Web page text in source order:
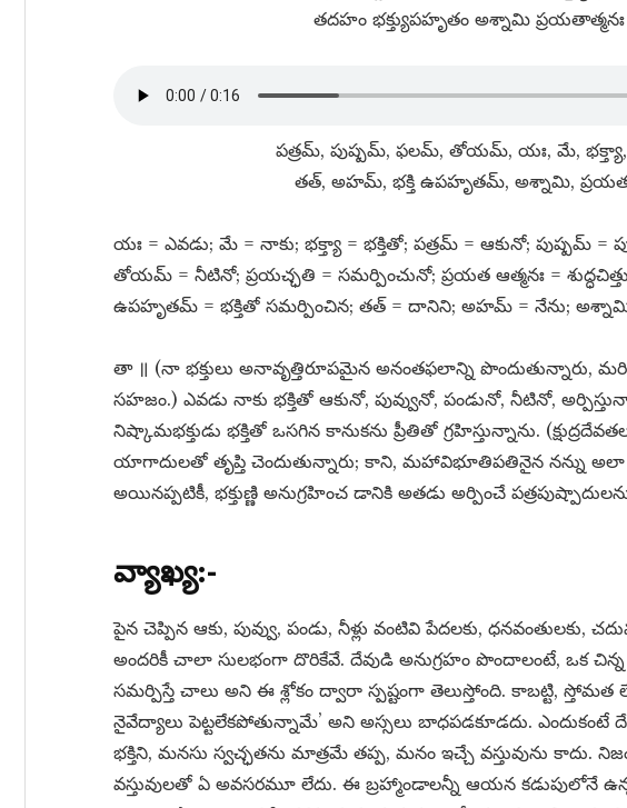
తదహం భక్త్యుపహృతం అశ్నామి
పత్రమ్​, పుష్పమ్​, ఫలమ్​, తోయమ్​, యః, మే, భక్త్యా,
తత్​, అహమ్​, భక్తి ఉపహృతమ్​, అశ్నామి, ప్రయత
యః = ఎవడు; మే = నాకు; భక్త్యా = భక్తితో; పత్రమ్​ = ఆకునో; పుష్పమ్​ =
తోయమ్​ = నీటినో; ప్రయచ్ఛతి = సమర్పించునో; ప్రయత ఆత్మనః =
ఉపహృతమ్​ = భక్తితో సమర్పించిన; తత్​ = దానిని; అహమ్​ = నేను; అశ్నామి =
తా ॥ (నా భక్తులు అనావృత్తిరూపమైన అనంతఫలాన్ని పొందుతున్నారు,
సహజం.) ఎవడు నాకు భక్తితో ఆకునో, పువ్వునో, పండునో, నీటినో,
నిష్కామభక్తుడు భక్తితో ఒసగిన కానుకను ప్రీతితో గ్రహిస్తున్నాను.
యాగాదులతో తృప్తి చెందుతున్నారు; కాని, మహావిభూతిపతినైన నన్ను అలా
అయినప్పటికీ, భక్తుణ్ణి అనుగ్రహించ డానికి అతడు అర్పించే పత్రపుష్పాదులను
వ్యాఖ్య:-
పైన చెప్పిన ఆకు, పువ్వు, పండు, నీళ్లు వంటివి పేదలకు, ధనవంతులకు,
అందరికీ చాలా సులభంగా దొరికేవే. దేవుడి అనుగ్రహం పొందాలంటే, ఒక చిన్న
సమర్పిస్తే చాలు అని ఈ శ్లోకం ద్వారా స్పష్టంగా తెలుస్తోంది. కాబట్టి, స్తోమత
నైవేద్యాలు పెట్టలేకపోతున్నామే’ అని అస్సలు బాధపడకూడదు. ఎందుకంటే
భక్తిని, మనసు స్వచ్ఛతను మాత్రమే తప్ప, మనం ఇచ్చే వస్తువును కాదు.
వస్తువులతో ఏ అవసరమూ లేదు. ఈ బ్రహ్మాండాలన్నీ ఆయన కడుపులోనే